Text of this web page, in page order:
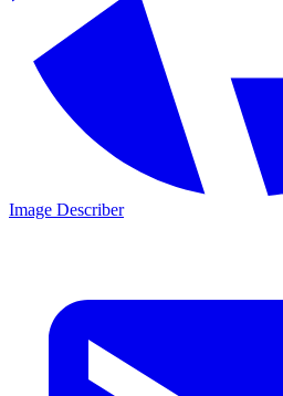
Image Describer